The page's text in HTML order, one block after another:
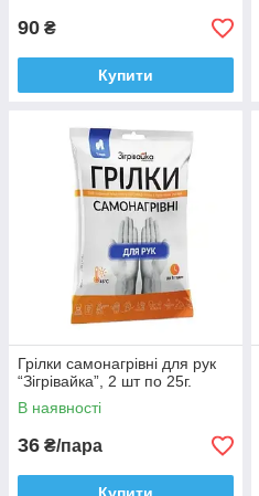
90 ₴
Купити
Грілки самонагрівні для рук
“Зігрівайка”, 2 шт по 25г.
В наявності
36 ₴/пара